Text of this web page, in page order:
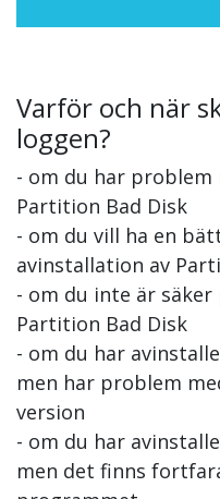
Varför och när
loggen?
- om du har
Partition Bad Disk
- om du vill ha en
avinstallation av
- om du inte är
Partition Bad Disk
- om du har
men har problem
version
- om du har
men det finns